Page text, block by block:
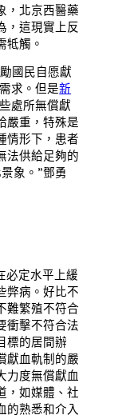
，北京西醫藥
，這現實上反
牴觸。
國民自愿獻
求。但是新
處所無償獻
嚴重，特殊是
情形下，患者
法供給足夠的
象。”鄧勇
必定水平上緩
弊病。好比不
難繁殖不符合
衝擊不符合法
標的居間辦
獻血軌制的嚴
力度無償獻血
，如媒體、社
的熟悉和介入